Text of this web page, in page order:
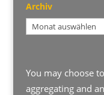
Archiv
Archiv
You may choose
aggregating and